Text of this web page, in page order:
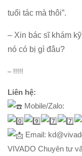
tuổi tác mà thôi”.
– Xin bác sĩ khám
nó có bị gì đâu?
– !!!!!
Liên hệ:
Mobile/Zalo:
Email:
VIVADO Chuyên tư